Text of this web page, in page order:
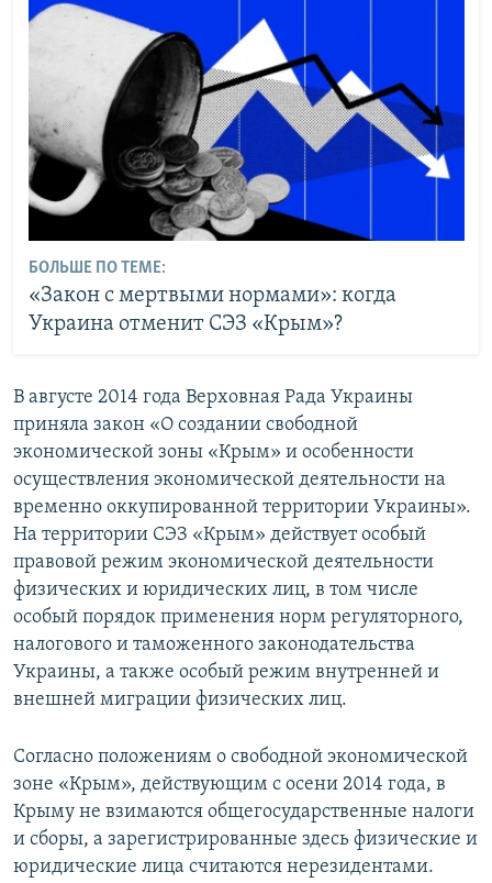
БОЛЬШЕ ПО ТЕМЕ:
«Закон с мертвыми нормами»: когда
Украина отменит СЭЗ «Крым»?
В августе 2014 года Верховная Рада Украины
приняла закон «О создании свободной
экономической зоны «Крым» и особенности
осуществления экономической деятельности на
временно оккупированной территории Украины».
На территории СЭЗ «Крым» действует особый
правовой режим экономической деятельности
физических и юридических лиц, в том числе
особый порядок применения норм регуляторного,
налогового и таможенного законодательства
Украины, а также особый режим внутренней и
внешней миграции физических лиц.
Согласно положениям о свободной экономической
зоне «Крым», действующим с осени 2014 года, в
Крыму не взимаются общегосударственные налоги
и сборы, а зарегистрированные здесь физические и
юридические лица считаются нерезидентами.